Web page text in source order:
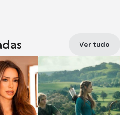
Ver tudo